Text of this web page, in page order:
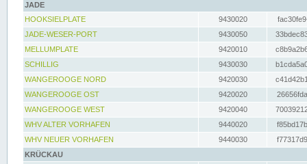
JADE
HOOKSIELPLATE
9430020
JADE-WESER-PORT
9430050
MELLUMPLATE
9420010
SCHILLIG
9430030
WANGEROOGE NORD
9420030
WANGEROOGE OST
9420020
WANGEROOGE WEST
9420040
WHV ALTER VORHAFEN
9440020
WHV NEUER VORHAFEN
9440030
KRÜCKAU